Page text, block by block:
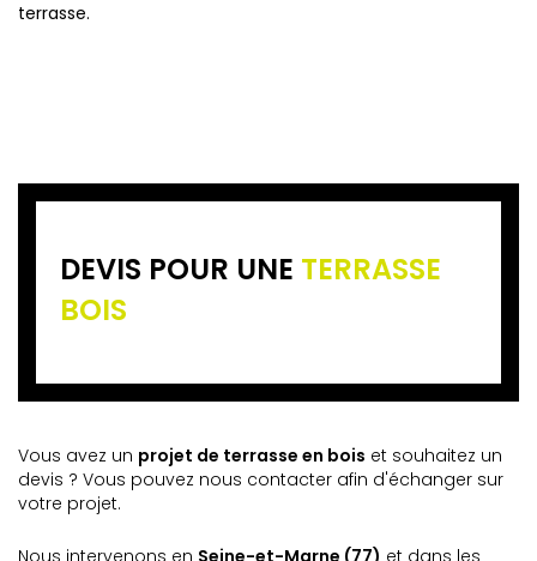
terrasse.
DEVIS POUR UNE TERRASSE
BOIS
Vous avez un projet de terrasse en bois et souhaitez un
devis ? Vous pouvez nous contacter afin d'échanger sur
votre projet.
Nous intervenons en Seine-et-Marne (77) et dans les